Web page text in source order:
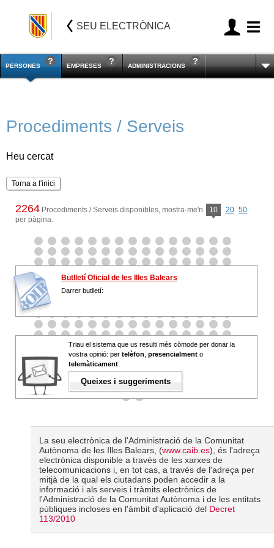
SEU ELECTRÒNICA
PERSONES EMPRESES ADMINISTRACIONS
Procediments / Serveis
Heu cercat
Torna a l'inici
2264 Procediments / Serveis disponibles, mostra-me'n 10 20 50
per pàgina.
Butlletí Oficial de les Illes Balears
Darrer butlletí:
Triau el sistema que us resulti més còmode per donar la
vostra opinió: per telèfon presencialment o
telemàticament
Queixes i suggeriments
La seu electrònica de l'Administració de la Comunitat
Autònoma de les Illes Balears, (www.caib.es), és l'adreça
electrònica disponible a través de les xarxes de
telecomunicacions i, en tot cas, a través de l'adreça per
mitjà de la qual els ciutadans poden accedir a la
informació i als serveis i tràmits electrònics de
l'Administració de la Comunitat Autònoma i de les entitats
públiques incloses en l'àmbit d'aplicació del Decret
113/2010